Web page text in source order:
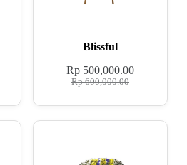
Blissful
Rp600,000.00
Rp 500,000.00